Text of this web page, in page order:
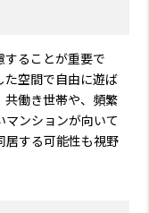
することが重要で
た空間で自由に遊ば
共働き世帯や、頻繁
マンションが向いて
居する可能性も視野